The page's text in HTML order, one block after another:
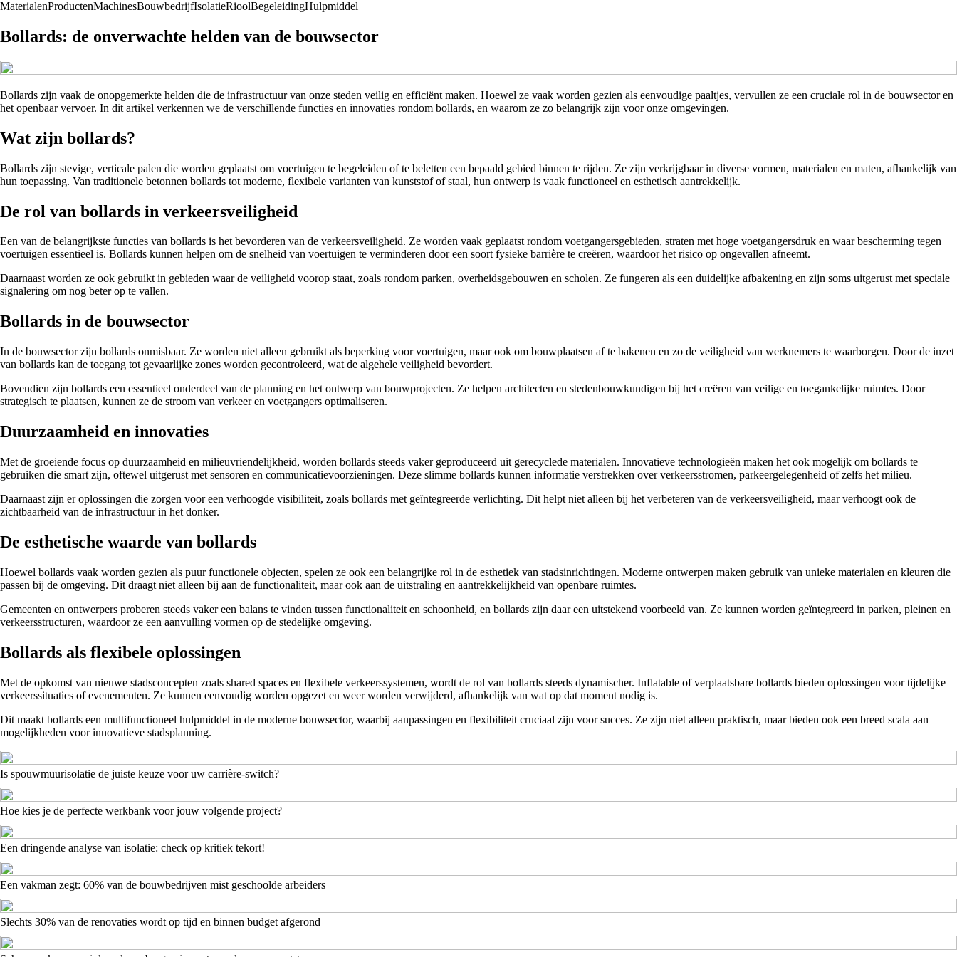
MaterialenProductenMachinesBouwbedrijfIsolatieRioolBegeleidingHulpmiddel
Bollards: de onverwachte helden van de bouwsector
Bollards zijn vaak de onopgemerkte helden die de infrastructuur van onze steden veilig en efficiënt maken. Hoewel ze vaak worden gezien als eenvoudige paaltjes, vervullen ze een cruciale rol in de bouwsector en
het openbaar vervoer. In dit artikel verkennen we de verschillende functies en innovaties rondom bollards, en waarom ze zo belangrijk zijn voor onze omgevingen.
Wat zijn bollards?
Bollards zijn stevige, verticale palen die worden geplaatst om voertuigen te begeleiden of te beletten een bepaald gebied binnen te rijden. Ze zijn verkrijgbaar in diverse vormen, materialen en maten, afhankelijk van
hun toepassing. Van traditionele betonnen bollards tot moderne, flexibele varianten van kunststof of staal, hun ontwerp is vaak functioneel en esthetisch aantrekkelijk.
De rol van bollards in verkeersveiligheid
Een van de belangrijkste functies van bollards is het bevorderen van de verkeersveiligheid. Ze worden vaak geplaatst rondom voetgangersgebieden, straten met hoge voetgangersdruk en waar bescherming tegen
voertuigen essentieel is. Bollards kunnen helpen om de snelheid van voertuigen te verminderen door een soort fysieke barrière te creëren, waardoor het risico op ongevallen afneemt.
Daarnaast worden ze ook gebruikt in gebieden waar de veiligheid voorop staat, zoals rondom parken, overheidsgebouwen en scholen. Ze fungeren als een duidelijke afbakening en zijn soms uitgerust met speciale
signalering om nog beter op te vallen.
Bollards in de bouwsector
In de bouwsector zijn bollards onmisbaar. Ze worden niet alleen gebruikt als beperking voor voertuigen, maar ook om bouwplaatsen af te bakenen en zo de veiligheid van werknemers te waarborgen. Door de inzet
van bollards kan de toegang tot gevaarlijke zones worden gecontroleerd, wat de algehele veiligheid bevordert.
Bovendien zijn bollards een essentieel onderdeel van de planning en het ontwerp van bouwprojecten. Ze helpen architecten en stedenbouwkundigen bij het creëren van veilige en toegankelijke ruimtes. Door
strategisch te plaatsen, kunnen ze de stroom van verkeer en voetgangers optimaliseren.
Duurzaamheid en innovaties
Met de groeiende focus op duurzaamheid en milieuvriendelijkheid, worden bollards steeds vaker geproduceerd uit gerecyclede materialen. Innovatieve technologieën maken het ook mogelijk om bollards te
gebruiken die smart zijn, oftewel uitgerust met sensoren en communicatievoorzieningen. Deze slimme bollards kunnen informatie verstrekken over verkeersstromen, parkeergelegenheid of zelfs het milieu.
Daarnaast zijn er oplossingen die zorgen voor een verhoogde visibiliteit, zoals bollards met geïntegreerde verlichting. Dit helpt niet alleen bij het verbeteren van de verkeersveiligheid, maar verhoogt ook de
zichtbaarheid van de infrastructuur in het donker.
De esthetische waarde van bollards
Hoewel bollards vaak worden gezien als puur functionele objecten, spelen ze ook een belangrijke rol in de esthetiek van stadsinrichtingen. Moderne ontwerpen maken gebruik van unieke materialen en kleuren die
passen bij de omgeving. Dit draagt niet alleen bij aan de functionaliteit, maar ook aan de uitstraling en aantrekkelijkheid van openbare ruimtes.
Gemeenten en ontwerpers proberen steeds vaker een balans te vinden tussen functionaliteit en schoonheid, en bollards zijn daar een uitstekend voorbeeld van. Ze kunnen worden geïntegreerd in parken, pleinen en
verkeersstructuren, waardoor ze een aanvulling vormen op de stedelijke omgeving.
Bollards als flexibele oplossingen
Met de opkomst van nieuwe stadsconcepten zoals shared spaces en flexibele verkeerssystemen, wordt de rol van bollards steeds dynamischer. Inflatable of verplaatsbare bollards bieden oplossingen voor tijdelijke
verkeerssituaties of evenementen. Ze kunnen eenvoudig worden opgezet en weer worden verwijderd, afhankelijk van wat op dat moment nodig is.
Dit maakt bollards een multifunctioneel hulpmiddel in de moderne bouwsector, waarbij aanpassingen en flexibiliteit cruciaal zijn voor succes. Ze zijn niet alleen praktisch, maar bieden ook een breed scala aan
mogelijkheden voor innovatieve stadsplanning.
Is spouwmuurisolatie de juiste keuze voor uw carrière-switch?
Hoe kies je de perfecte werkbank voor jouw volgende project?
Een dringende analyse van isolatie: check op kritiek tekort!
Een vakman zegt: 60% van de bouwbedrijven mist geschoolde arbeiders
Slechts 30% van de renovaties wordt op tijd en binnen budget afgerond